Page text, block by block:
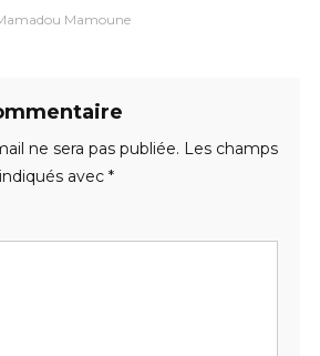
Mamoune
ne sera pas publiée. Les champs
avec *